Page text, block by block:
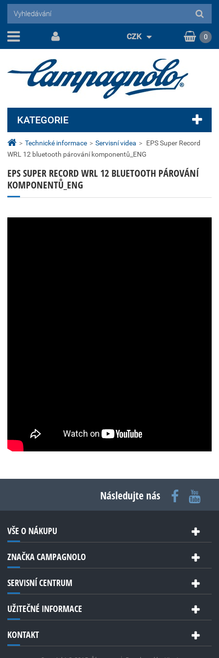
> Technické informace > Servisní videa > EPS Super Record
WRL 12 bluetooth párování komponentů_ENG
EPS SUPER RECORD WRL 12 BLUETOOTH PÁROVÁNÍ
KOMPONENTŮ_ENG
KATEGORIE
CZK 0
Následujte nás
VŠE O NÁKUPU
ZNAČKA CAMPAGNOLO
SERVISNÍ CENTRUM
UŽITEČNÉ INFORMACE
KONTAKT